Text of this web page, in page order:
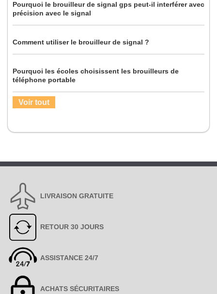
Pourquoi le brouilleur de signal gps peut-il interférer avec
précision avec le signal
Comment utiliser le brouilleur de signal ?
Pourquoi les écoles choisissent les brouilleurs de
téléphone portable
Voir tout
LIVRAISON GRATUITE
RETOUR 30 JOURS
ASSISTANCE 24/7
ACHATS SÉCURITAIRES